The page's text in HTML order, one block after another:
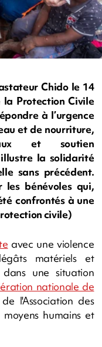
Chido le 14
la Protection Civile
à l’urgence
et de nourriture,
et soutien
la solidarité
sans précédent.
les bénévoles qui,
confrontés à une
civile)
avec une violence
matériels et
une situation
nationale de
l'Association des
humains et